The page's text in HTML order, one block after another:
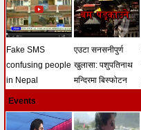
Fake SMS
confusing people
in Nepal
एउटा सनसनीपुर्ण
खुलासा: पशुपतिनाथ
मन्दिरमा बिस्फोटन
(भिडियो)
Events